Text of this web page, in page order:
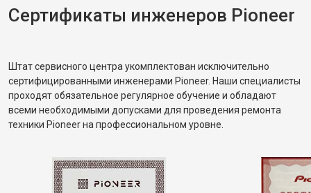
Сертификаты инженеров Pioneer
Штат сервисного центра укомплектован исключительно
сертифицированными инженерами Pioneer. Наши специалисты
проходят обязательное регулярное обучение и обладают
всеми необходимыми допусками для проведения ремонта
техники Pioneer на профессиональном уровне.